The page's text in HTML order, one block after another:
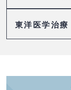
東洋医学治療